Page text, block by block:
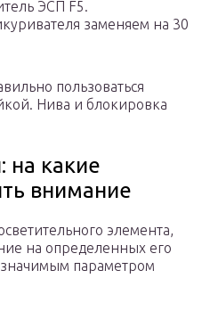
ЭСП F5.
заменяем на 30
пользоваться
Нива и блокировка
на какие
внимание
элемента,
на определенных его
параметром